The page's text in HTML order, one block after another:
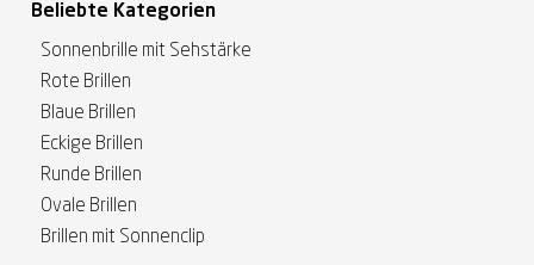
Beliebte Kategorien
Sonnenbrille mit Sehstärke
Rote Brillen
Blaue Brillen
Eckige Brillen
Runde Brillen
Ovale Brillen
Brillen mit Sonnenclip